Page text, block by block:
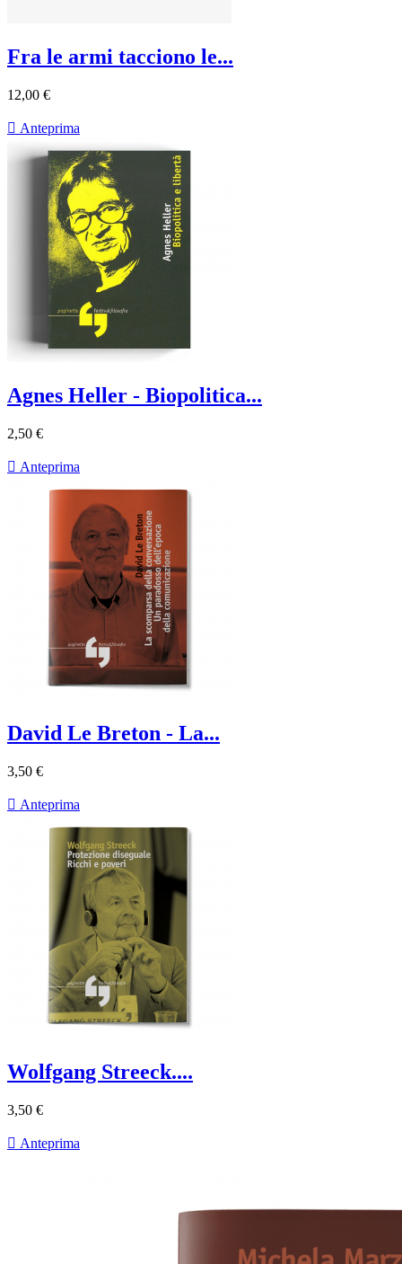
Fra le armi tacciono le...
12,00 €
 Anteprima
Agnes Heller - Biopolitica...
2,50 €
 Anteprima
David Le Breton - La...
3,50 €
 Anteprima
Wolfgang Streeck....
3,50 €
 Anteprima